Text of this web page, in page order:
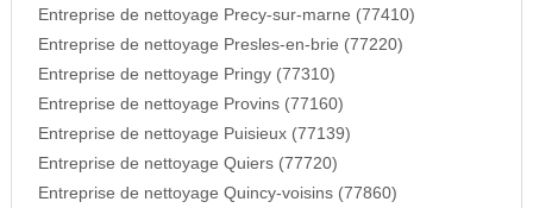
Entreprise de nettoyage Precy-sur-marne (77410)
Entreprise de nettoyage Presles-en-brie (77220)
Entreprise de nettoyage Pringy (77310)
Entreprise de nettoyage Provins (77160)
Entreprise de nettoyage Puisieux (77139)
Entreprise de nettoyage Quiers (77720)
Entreprise de nettoyage Quincy-voisins (77860)